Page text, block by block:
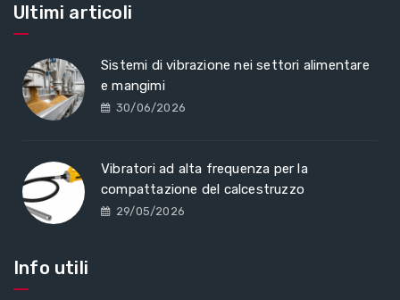
Ultimi articoli
Sistemi di vibrazione nei settori alimentare
e mangimi
30/06/2026
Vibratori ad alta frequenza per la
compattazione del calcestruzzo
29/05/2026
Info utili